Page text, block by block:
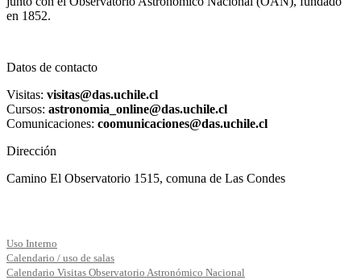
en 1852.
Datos de contacto
Visitas: visitas@das.uchile.cl
Cursos: astronomia_online@das.uchile.cl
Comunicaciones: coomunicaciones@das.uchile.cl
Dirección
Camino El Observatorio 1515, comuna de Las Condes
Uso Interno
Calendario / uso de salas
Calendario Visitas Observatorio Astronómico Nacional